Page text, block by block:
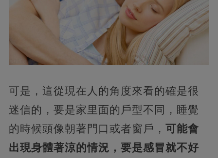
可是，這從現在人的角度來看的確是很
迷信的，要是家里面的戶型不同，睡覺
的時候頭像朝著門口或者窗戶， 可能會
出現身體著涼的情況，要是感冒就不好